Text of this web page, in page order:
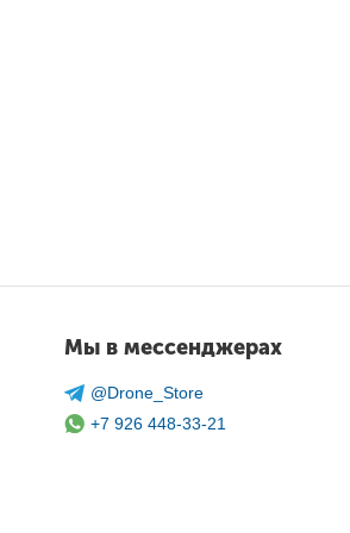
Мы в мессенджерах
@Drone_Store
+7 926 448-33-21